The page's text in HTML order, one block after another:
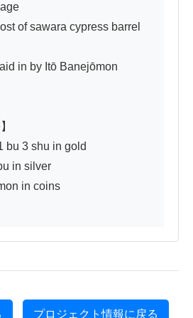
bu 3 shu in gold
プロジェクト情報に戻る